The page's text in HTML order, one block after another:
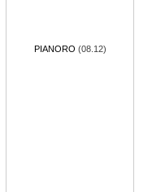
PIANORO (08.12)